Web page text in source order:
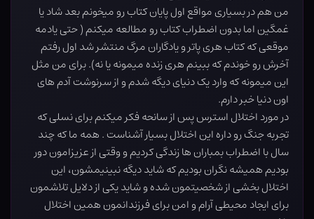
من هم در بسياری مواقع اول پايان کتاب رو ميخونم بعد شاد يا
غمگين اما بدون اضطراب کتاب رو مطالعه میکنم ( حتی يادمه
موقعی که کتاب هری پاتر و يادگاران مرگ منتشر شد اول رفتم
آخرش رو خوندم که ببينم هری زنده ميمونه يا نه). برای من مثل
اين ميمونه که وارد يک دنيای ديگه شدم و از سرنوشت آدم های
اون دنيا خبر دارم.
در مورد اختلال استرس پس از سانحه فکر ميکنم برای نسلی که
تجربه جنگ رو داره اين اختلال بسيار آشناست . همه ما که چند
سال با اضطراب بمباران ها زندگی کرديم و وقتی از عزيزامون دور
بوديم هميشه نگران بودیم که شاید دیگه نبینيمشون، اين
اختلال بخشی از شخصيتمون شده و شايد يکی از دلايل تلاشمون
برای ايجاد محيطی آرام و امن برای فرزندانمون همين اختلال